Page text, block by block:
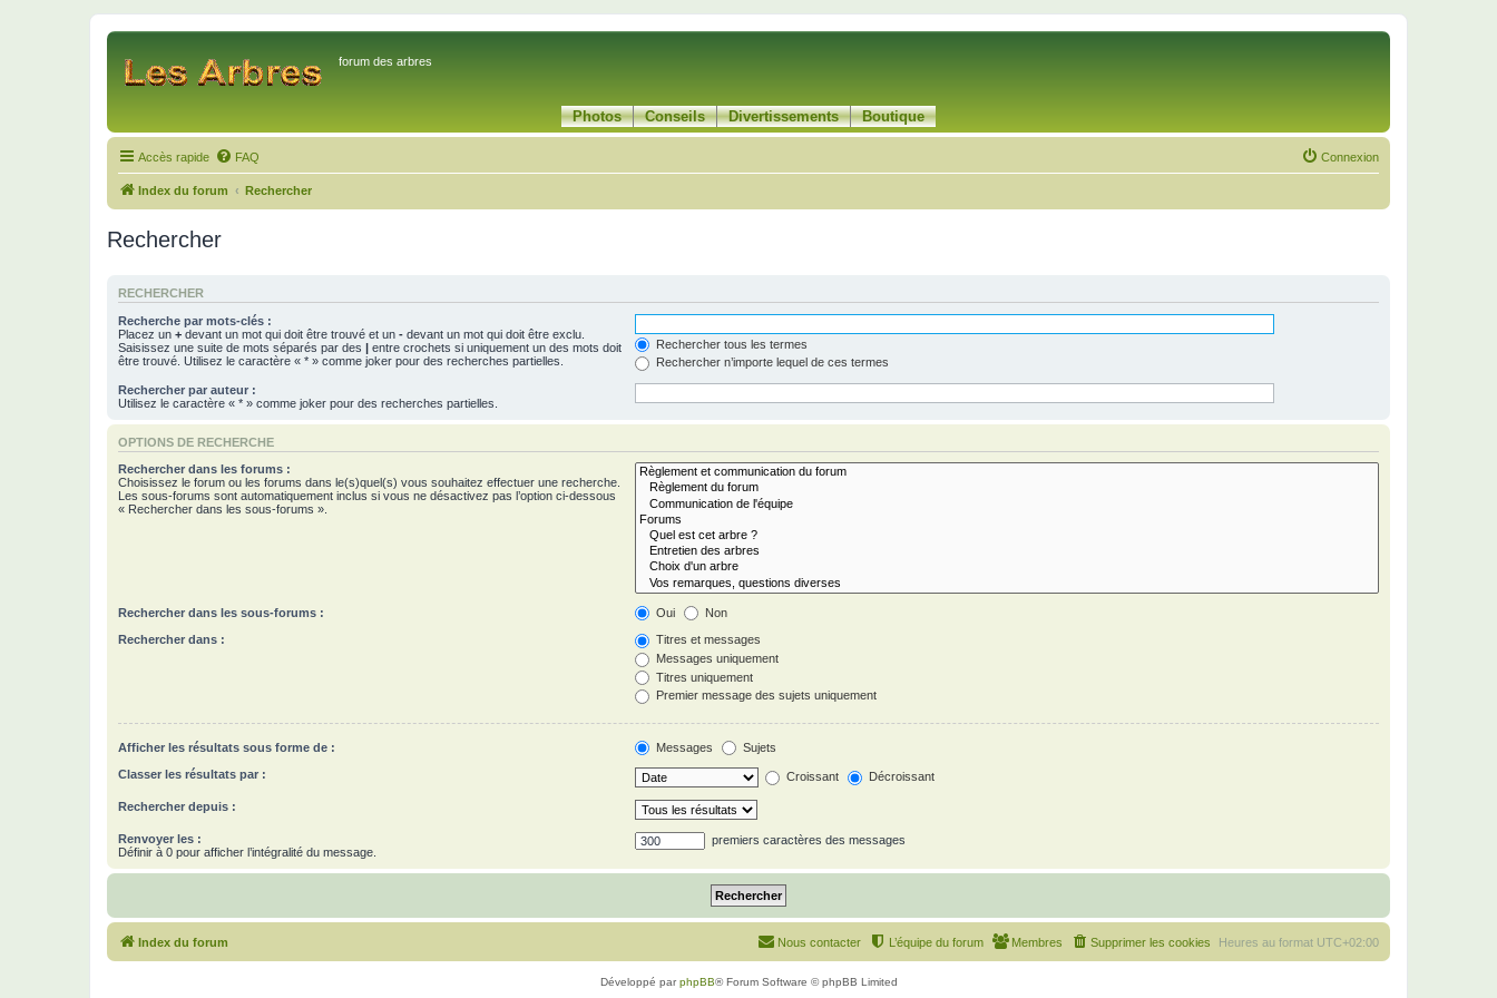
forum des arbres
Photos Conseils Divertissements Boutique
Accès rapide FAQ Connexion
Index du forum Rechercher
Rechercher
RECHERCHER
Recherche par mots-clés :
Placez un + devant un mot qui doit être trouvé et un - devant un mot qui doit être exclu.
Saisissez une suite de mots séparés par des | entre crochets si uniquement un des mots doit
être trouvé. Utilisez le caractère « * » comme joker pour des recherches partielles.
Rechercher tous les termes
Rechercher n’importe lequel de ces termes
Rechercher par auteur :
Utilisez le caractère « * » comme joker pour des recherches partielles.
OPTIONS DE RECHERCHE
Rechercher dans les forums :
Choisissez le forum ou les forums dans le(s)quel(s) vous souhaitez effectuer une recherche.
Les sous-forums sont automatiquement inclus si vous ne désactivez pas l’option ci-dessous
« Rechercher dans les sous-forums ».
Rechercher dans les sous-forums : Oui Non
Rechercher dans :
Titres et messages
Messages uniquement
Titres uniquement
Premier message des sujets uniquement
Afficher les résultats sous forme de : Messages Sujets
Classer les résultats par : Croissant Décroissant
Rechercher depuis :
Renvoyer les :
Définir à 0 pour afficher l’intégralité du message.
premiers caractères des messages
Index du forum Heures au format UTC+02:00
Supprimer les cookies
Membres
L’équipe du forum
Nous contacter
Développé parphpBB® Forum Software © phpBB Limited